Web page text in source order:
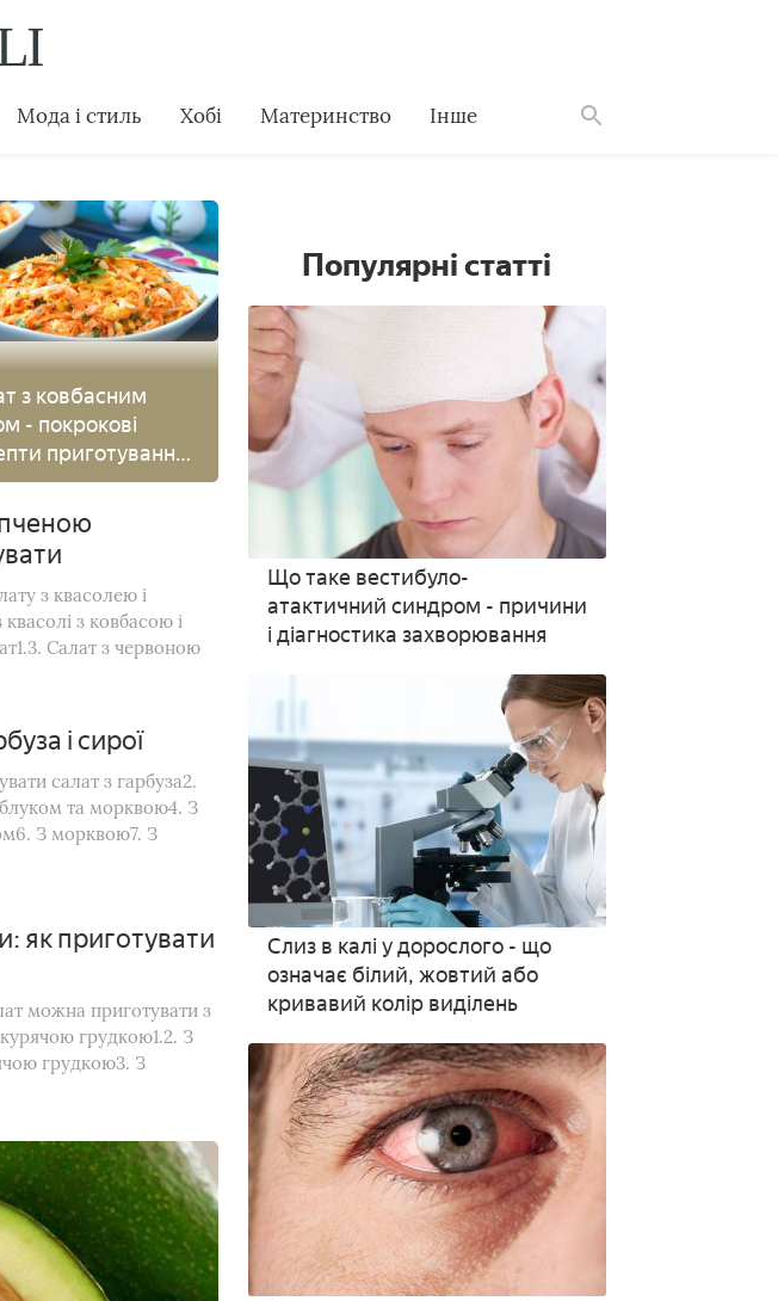
Мода і стиль Хобі Материнство Інше
з ковбасним
- покрокові
приготування
з фото
з квасолею і
з ковбасою і
Салат з червоною
і сирої
салат з гарбуза2.
та морквою4. З
З морквою7. З
як приготувати
можна приготувати з
грудкою1.2. З
грудкою3. З
Популярні статті
Що таке вестибуло-
атактичний синдром - причини
і діагностика захворювання
Слиз в калі у дорослого - що
означає білий, жовтий або
кривавий колір виділень